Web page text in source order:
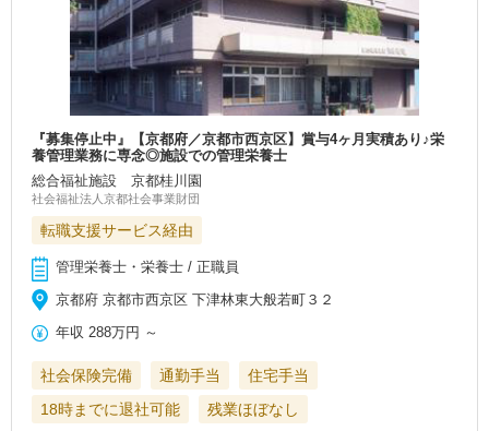
『募集停止中』【京都府／京都市西京区】賞与4ヶ月実積あり♪栄
養管理業務に専念◎施設での管理栄養士
総合福祉施設 京都桂川園
社会福祉法人京都社会事業財団
転職支援サービス経由
管理栄養士・栄養士 / 正職員
京都府 京都市西京区 下津林東大般若町３２
年収 288万円 ～
社会保険完備 通勤手当
住宅手当
18時までに退社可能
残業ほぼなし